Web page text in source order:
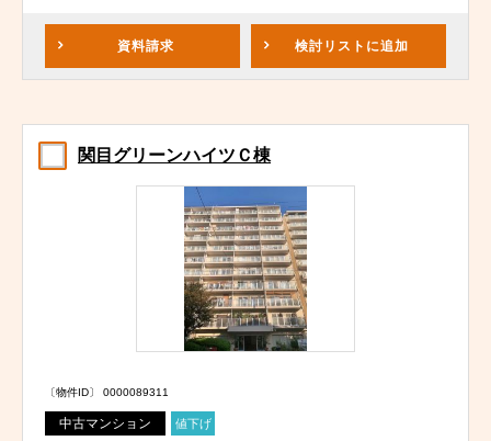
資料請求 検討リスト に追加
関目グリーンハイツＣ棟
〔物件ID〕 0000089311
中古マンション 値下げ